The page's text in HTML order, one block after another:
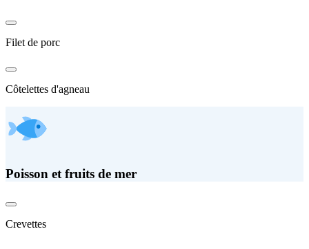
Filet de porc
Côtelettes d'agneau
Poisson et fruits de mer
Crevettes